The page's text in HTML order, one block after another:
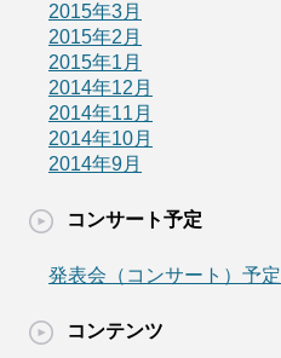
2015年3月
2015年2月
2015年1月
2014年12月
2014年11月
2014年10月
2014年9月
コンサート予定
発表会（コンサート）予定
コンテンツ